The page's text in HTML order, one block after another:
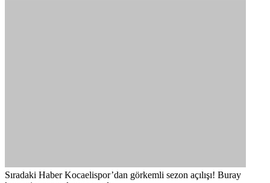
Sıradaki Haber Kocaelispor’dan görkemli sezon açılışı! Buray